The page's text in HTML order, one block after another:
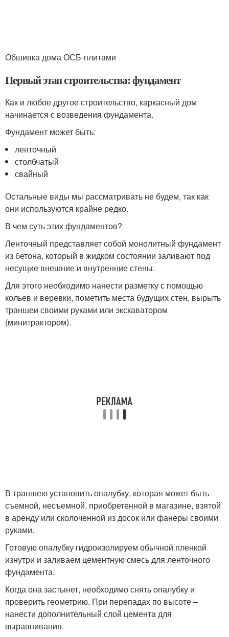
Обшивка дома ОСБ-плитами
Первый этап строительства: фундамент
Как и любое другое строительство, каркасный дом
начинается с возведения фундамента.
Фундамент может быть:
ленточный
столбчатый
свайный
Остальные виды мы рассматривать не будем, так как
они используются крайне редко.
В чем суть этих фундаментов?
Ленточный представляет собой монолитный фундамент
из бетона, который в жидком состоянии заливают под
несущие внешние и внутренние стены.
Для этого необходимо нанести разметку с помощью
кольев и веревки, пометить места будущих стен, вырыть
траншеи своими руками или экскаватором
(минитрактором).
В траншею установить опалубку, которая может быть
съемной, несъемной, приобретенной в магазине, взятой
в аренду или сколоченной из досок или фанеры своими
руками.
Готовую опалубку гидроизолируем обычной пленкой
изнутри и заливаем цементную смесь для ленточного
фундамента.
Когда она застынет, необходимо снять опалубку и
проверить геометрию. При перепадах по высоте –
нанести дополнительный слой цемента для
выравнивания.